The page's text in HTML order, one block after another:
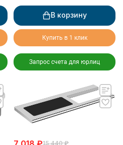
В корзину
Купить в 1 клик
Запрос счета для юрлиц
15 440 ₽